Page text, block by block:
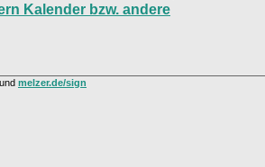
Kalender bzw. andere
und melzer.de/sign